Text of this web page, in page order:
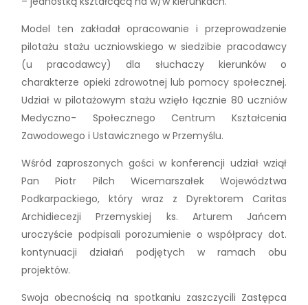
Model ten zakładał opracowanie i przeprowadzenie
pilotażu stażu uczniowskiego w siedzibie pracodawcy
(u pracodawcy) dla słuchaczy kierunków o
charakterze opieki zdrowotnej lub pomocy społecznej.
Udział w pilotażowym stażu wzięło łącznie 80 uczniów
Medyczno- Społecznego Centrum Kształcenia
Zawodowego i Ustawicznego w Przemyślu.
Wśród zaproszonych gości w konferencji udział wziął
Pan Piotr Pilch Wicemarszałek Województwa
Podkarpackiego, który wraz z Dyrektorem Caritas
Archidiecezji Przemyskiej ks. Arturem Jańcem
uroczyście podpisali porozumienie o współpracy dot.
kontynuacji działań podjętych w ramach obu
projektów.
Swoja obecnością na spotkaniu zaszczycili Zastępca